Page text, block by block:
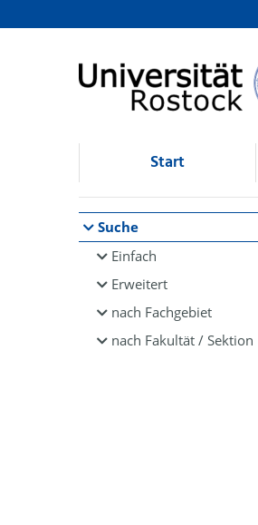
Browsen
direkt zum Inhalt
Start
Suche
Einfach
Erweitert
nach Fachgebiet
nach Fakultät / Sektion